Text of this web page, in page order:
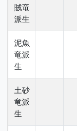
賊竜
派生
泥魚
竜派
生
土砂
竜派
生